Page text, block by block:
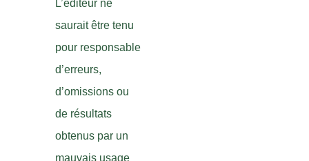
L’éditeur ne
saurait être tenu
pour responsable
d’erreurs,
d’omissions ou
de résultats
obtenus par un
mauvais usage